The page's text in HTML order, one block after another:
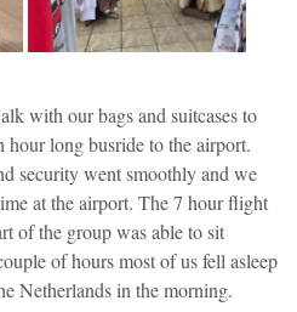
with our bags and suitcases to
hour long busride to the airport.
security went smoothly and we
at the airport. The 7 hour flight
of the group was able to sit
of hours most of us fell asleep
Netherlands in the morning.